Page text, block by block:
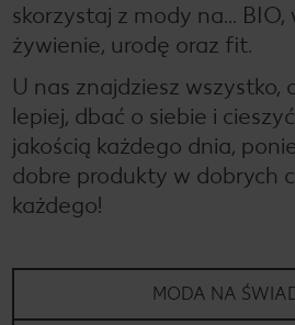
skorzystaj z mody na…
żywienie, urodę oraz fit.
U nas znajdziesz wszystko,
lepiej, dbać o siebie i
jakością każdego dnia,
dobre produkty w dobrych
każdego!
MODA NA